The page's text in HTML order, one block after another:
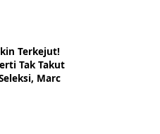
Terkejut!
Tak Takut
Marc